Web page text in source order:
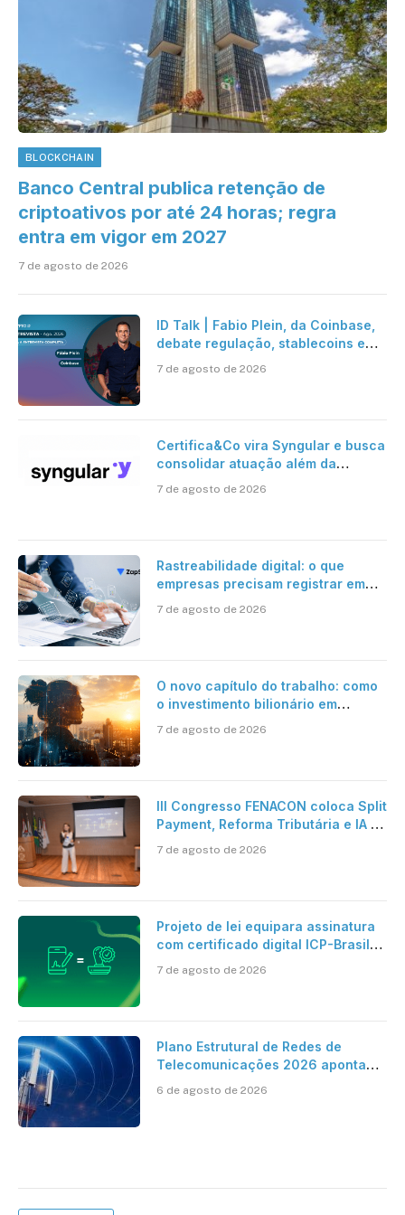
BLOCKCHAIN
Banco Central publica retenção de
criptoativos por até 24 horas; regra
entra em vigor em 2027
7 de agosto de 2026
ID Talk | Fabio Plein, da Coinbase,
debate regulação, stablecoins e
7 de agosto de 2026
Certifica&Co vira Syngular e busca
consolidar atuação além da
7 de agosto de 2026
Rastreabilidade digital: o que
empresas precisam registrar em
7 de agosto de 2026
O novo capítulo do trabalho: como
o investimento bilionário em
verdadeira era da inteligência
7 de agosto de 2026
III Congresso FENACON coloca Split
Payment, Reforma Tributária e IA no
7 de agosto de 2026
Projeto de lei equipara assinatura
com certificado digital ICP-Brasil
cartório
7 de agosto de 2026
Plano Estrutural de Redes de
Telecomunicações 2026 aponta
mantém desafio
6 de agosto de 2026